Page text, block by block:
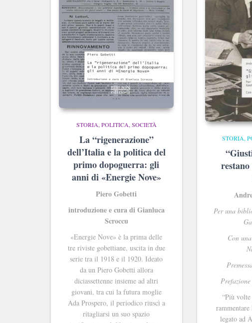
STORIA, POLITICA, SOCIETÀ
La “rigenerazione”
dell’Italia e la politica del
primo dopoguerra: gli
anni di «Energie Nove»
Piero Gobetti
introduzione e cura di Gianluca
Scroccu
«Energie Nove» è la prima delle
tre riviste gobettiane, uscita in due
serie tra il 1918 e il 1920. Ideato
da un Piero Gobetti allora
diciassettenne insieme ad altri
giovani, tra cui la futura moglie
Ada Prospero, il periodico riuscì a
ritagliarsi un suo spazio
STORIA,
Per una
Con
“Più
legato ad